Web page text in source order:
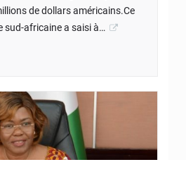
de dollars américains.Ce
sud-africaine a saisi à…